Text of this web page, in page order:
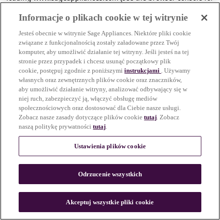
n
Informacje o plikach cookie w tej witrynie
Jesteś obecnie w witrynie Sage Appliances. Niektóre pliki cookie
związane z funkcjonalnością zostały załadowane przez Twój
komputer, aby umożliwić działanie tej witryny. Jeśli jesteś na tej
stronie przez przypadek i chcesz usunąć początkowy plik
cookie, postępuj zgodnie z poniższymiinstrukcjami . Używamy
własnych oraz zewnętrznych plików cookie oraz znaczników,
aby umożliwić działanie witryny, analizować odbywający się w
niej ruch, zabezpieczyć ją, włączyć obsługę mediów
społecznościowych oraz dostosować dla Ciebie nasze usługi.
Zobacz nasze zasady dotyczące plików cookietutaj. Zobacz
naszą politykę prywatnościtutaj.
Ustawienia plików cookie
Odrzucenie wszystkich
Akceptuj wszystkie pliki cookie